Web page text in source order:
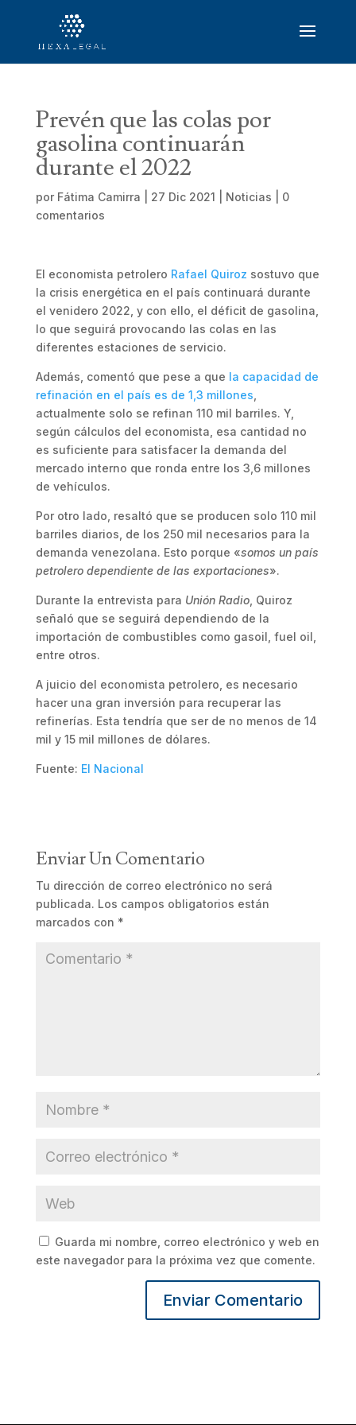
Prevén que las colas por
gasolina continuarán
durante el 2022
por Fátima Camirra 27 Dic 2021 Noticias
0
comentarios
El economista petrolero Rafael Quiroz sostuvo que
la crisis energética en el país continuará durante
el venidero 2022, y con ello, el déficit de gasolina,
lo que seguirá provocando las colas en las
diferentes estaciones de servicio.
Además, comentó que pese a que la capacidad de
refinación en el país es de 1,3 millones
actualmente solo se refinan 110 mil barriles. Y,
según cálculos del economista, esa cantidad no
es suficiente para satisfacer la demanda del
mercado interno que ronda entre los 3,6 millones
de vehículos.
Por otro lado, resaltó que se producen solo 110 mil
barriles diarios, de los 250 mil necesarios para la
demanda venezolana. Esto porque «somos un país
petrolero dependiente de las exportaciones».
Durante la entrevista para Unión Radio, Quiroz
señaló que se seguirá dependiendo de la
importación de combustibles como gasoil, fuel oil,
entre otros.
A juicio del economista petrolero, es necesario
hacer una gran inversión para recuperar las
refinerías. Esta tendría que ser de no menos de 14
mil y 15 mil millones de dólares.
Fuente: El Nacional
Enviar Un Comentario
Tu dirección de correo electrónico no será
publicada. Los campos obligatorios están
marcados con *
Guarda mi nombre, correo electrónico y web en
este navegador para la próxima vez que comente.